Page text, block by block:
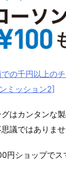
の千円以上の
ミッション2]
はカンタンな
議ではありませ
円ショップでス